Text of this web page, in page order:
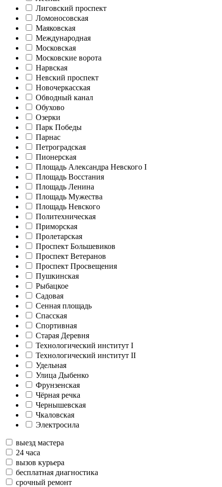
Лиговский проспект
Ломоносовская
Маяковская
Международная
Московская
Московские ворота
Нарвская
Невский проспект
Новочеркасская
Обводный канал
Обухово
Озерки
Парк Победы
Парнас
Петроградская
Пионерская
Площадь Александра Невского I
Площадь Восстания
Площадь Ленина
Площадь Мужества
Площадь Невского
Политехническая
Приморская
Пролетарская
Проспект Большевиков
Проспект Ветеранов
Проспект Просвещения
Пушкинская
Рыбацкое
Садовая
Сенная площадь
Спасская
Спортивная
Старая Деревня
Технологический институт I
Технологический институт II
Удельная
Улица Дыбенко
Фрунзенская
Чёрная речка
Чернышевская
Чкаловская
Электросила
выезд мастера
24 часа
вызов курьера
бесплатная диагностика
срочный ремонт